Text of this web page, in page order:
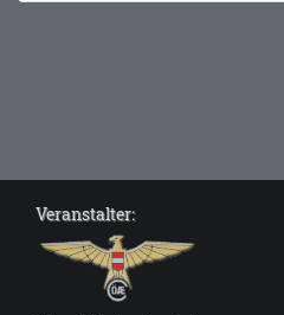
Veranstalter: